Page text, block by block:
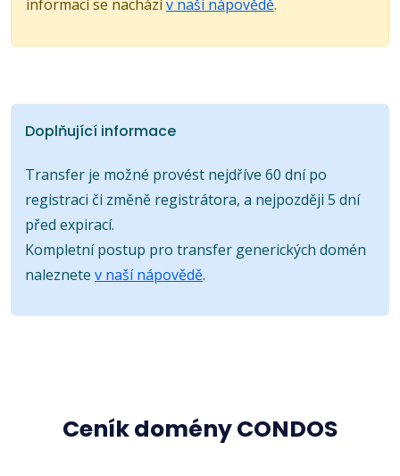
informací se nacházív naší nápovědě.
Doplňující informace
Transfer je možné provést nejdříve 60 dní po
registraci či změně registrátora, a nejpozději 5 dní
před expirací.
Kompletní postup pro transfer generických domén
naleznete v naší nápovědě.
Ceník domény CONDOS